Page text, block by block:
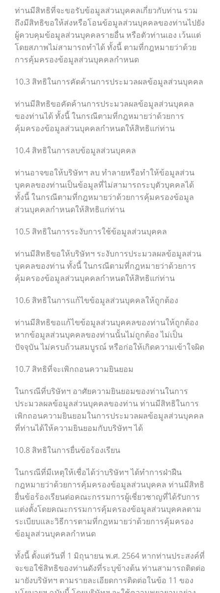
ท่านมีสิทธิที่จะขอรับข้อมูลส่วนบุคคลเกี่ยวกับท่าน รวม
ถึงมีสิทธิขอให้ส่งหรือโอนข้อมูลส่วนบุคคลของท่านไปยัง
ผู้ควบคุมข้อมูลส่วนบุคคลรายอื่น หรือตัวท่านเอง เว้นแต่
โดยสภาพไม่สามารถทำได้ ทั้งนี้ ตามที่กฎหมายว่าด้วย
การคุ้มครองข้อมูลส่วนบุคคลกำหนด
10.3 สิทธิในการคัดค้านการประมวลผลข้อมูลส่วนบุคคล
ท่านมีสิทธิขอคัดค้านการประมวลผลข้อมูลส่วนบุคคล
ของท่านได้ ทั้งนี้ ในกรณีตามที่กฎหมายว่าด้วยการ
คุ้มครองข้อมูลส่วนบุคคลกำหนดให้สิทธิแก่ท่าน
10.4 สิทธิในการลบข้อมูลส่วนบุคคล
ท่านอาจขอให้บริษัทฯ ลบ ทำลายหรือทำให้ข้อมูลส่วน
บุคคลของท่านเป็นข้อมูลที่ไม่สามารถระบุตัวบุคคลได้
ทั้งนี้ ในกรณีตามที่กฎหมายว่าด้วยการคุ้มครองข้อมูล
ส่วนบุคคลกำหนดให้สิทธิแก่ท่าน
10.5 สิทธิในการระงับการใช้ข้อมูลส่วนบุคคล
ท่านมีสิทธิขอให้บริษัทฯ ระงับการประมวลผลข้อมูลส่วน
บุคคลของท่าน ทั้งนี้ ในกรณีตามที่กฎหมายว่าด้วยการ
คุ้มครองข้อมูลส่วนบุคคลกำหนดให้สิทธิแก่ท่าน
10.6 สิทธิในการแก้ไขข้อมูลส่วนบุคคลให้ถูกต้อง
ท่านมีสิทธิขอแก้ไขข้อมูลส่วนบุคคลของท่านให้ถูกต้อง
หากข้อมูลส่วนบุคคลของท่านนั้นไม่ถูกต้อง ไม่เป็น
ปัจจุบัน ไม่ครบถ้วนสมบูรณ์ หรือก่อให้เกิดความเข้าใจผิด
10.7 สิทธิที่จะเพิกถอนความยินยอม
ในกรณีที่บริษัทฯ อาศัยความยินยอมของท่านในการ
ประมวลผลข้อมูลส่วนบุคคลของท่าน ท่านมีสิทธิในการ
เพิกถอนความยินยอมในการประมวลผลข้อมูลส่วนบุคคล
ที่ท่านได้ให้ความยินยอมกับบริษัทฯ ได้
10.8 สิทธิในการยื่นข้อร้องเรียน
ในกรณีที่มีเหตุให้เชื่อได้ว่าบริษัทฯ ได้ทำการฝ่าฝืน
กฎหมายว่าด้วยการคุ้มครองข้อมูลส่วนบุคคล ท่านมีสิทธิ
ยื่นข้อร้องเรียนต่อคณะกรรมการผู้เชี่ยวชาญที่ได้รับการ
แต่งตั้งโดยคณะกรรมการคุ้มครองข้อมูลส่วนบุคคลตาม
ระเบียบและวิธีการตามที่กฎหมายว่าด้วยการคุ้มครอง
ข้อมูลส่วนบุคคลกำหนด
ทั้งนี้ ตั้งแต่วันที่ 1 มิถุนายน พ.ศ. 2564 หากท่านประสงค์ที่
จะขอใช้สิทธิของท่านดังที่ระบุข้างต้น ท่านสามารถติดต่อ
มายังบริษัทฯ ตามรายละเอียดการติดต่อในข้อ 11 ของ